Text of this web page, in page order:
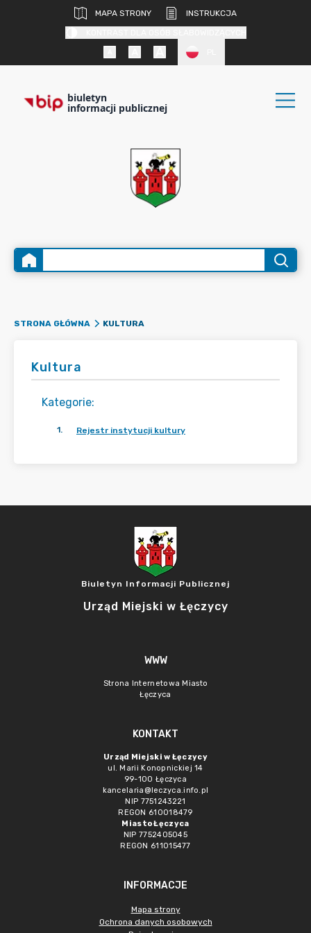
MAPA STRONY
INSTRUKCJA
biuletyn
informacji publicznej
STRONA GŁÓWNA KULTURA
Kultura
Kategorie:
1. Rejestr instytucji kultury
Biuletyn Informacji Publicznej
Urząd Miejski w Łęczycy
WWW
Strona Internetowa Miasto
Łęczyca
KONTAKT
Urząd Miejski w Łęczycy
ul. Marii Konopnickiej 14
99-100 Łęczyca
kancelaria@leczyca.info.pl
NIP 7751243221
REGON 610018479
Miasto Łęczyca
NIP 7752405045
REGON 611015477
INFORMACJE
Mapa strony
Ochrona danych osobowych